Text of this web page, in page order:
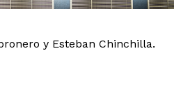
y Esteban Chinchilla.